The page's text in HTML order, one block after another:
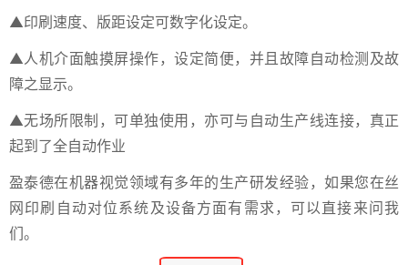
▲印刷速度、版距设定可数字化设定。
▲人机介面触摸屏操作，设定简便，并且故障自动检测及故
障之显示。
▲无场所限制，可单独使用，亦可与自动生产线连接，真正
起到了全自动作业
盈泰德在机器视觉领域有多年的生产研发经验，如果您在丝
网印刷自动对位系统及设备方面有需求，可以直接来问我
们。